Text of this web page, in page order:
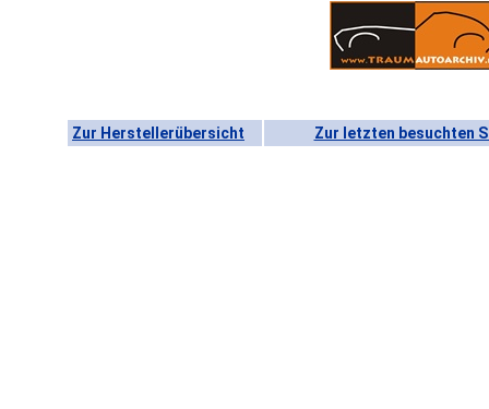
Zur Herstellerübersicht Zur letzten besuchten